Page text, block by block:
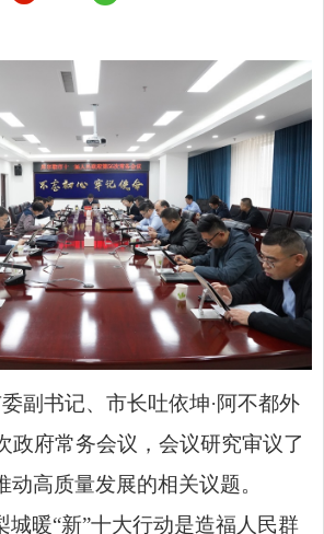
副书记、市长吐依坤·阿不都外
政府常务会议，会议研究审议了
高质量发展的相关议题。
城暖“新”十大行动是造福人民群